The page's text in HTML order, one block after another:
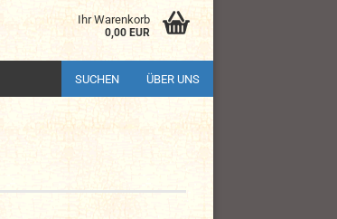
Ihr Warenkorb
0,00 EUR
SUCHEN ÜBER UNS